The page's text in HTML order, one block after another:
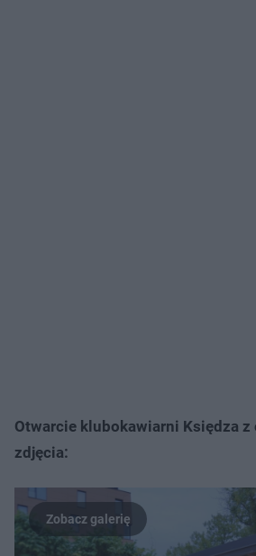
Otwarcie klubokawiarni Księdza z
zdjęcia: